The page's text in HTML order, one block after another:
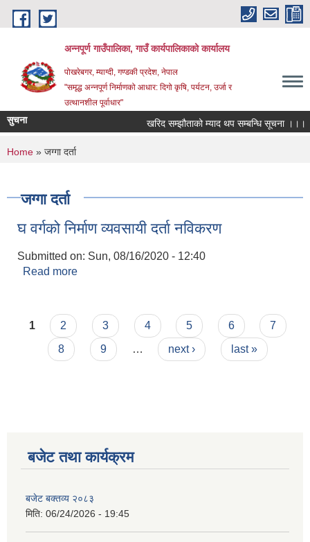
Skip to main content
अन्‍नपूर्ण गाउँपालिका, गाउँ कार्यपालिकाको कार्यालय
पोखरेबगर, म्याग्दी, गण्डकी प्रदेश, नेपाल
"समृद्ध अन्‍नपूर्ण निर्माणको आधार: दिगो कृषि, पर्यटन, उर्जा र
उत्थानशील पूर्वाधार"
सुचना खरिद सम्झौताको म्याद थप सम्बन्धि सूचना ।।।
You are here
Home » जग्गा दर्ता
जग्गा दर्ता
घ वर्गको निर्माण व्यवसायी दर्ता नविकरण
Submitted on: Sun, 08/16/2020 - 12:40
Read more
Pages
1 2 3 4 5 6
7
8
9 … next › last »
बजेट तथा कार्यक्रम
बजेट बक्तव्य २०८३
मिति: 06/24/2026 - 19:45